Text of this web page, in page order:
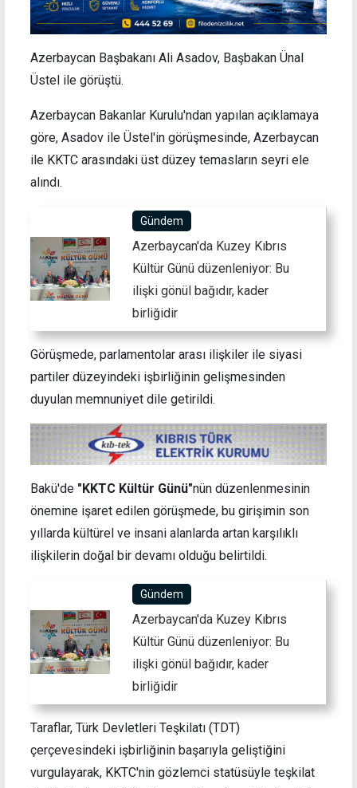
Azerbaycan Başbakanı Ali Asadov, Başbakan Ünal
Üstel ile görüştü.
Azerbaycan Bakanlar Kurulu'ndan yapılan açıklamaya
göre, Asadov ile Üstel'in görüşmesinde, Azerbaycan
ile KKTC arasındaki üst düzey temasların seyri ele
alındı.
Gündem
Azerbaycan'da Kuzey Kıbrıs
Kültür Günü düzenleniyor: Bu
ilişki gönül bağıdır, kader
birliğidir
Görüşmede, parlamentolar arası ilişkiler ile siyasi
partiler düzeyindeki işbirliğinin gelişmesinden
duyulan memnuniyet dile getirildi.
Bakü'de "KKTC Kültür Günü"nün düzenlenmesinin
önemine işaret edilen görüşmede, bu girişimin son
yıllarda kültürel ve insani alanlarda artan karşılıklı
ilişkilerin doğal bir devamı olduğu belirtildi.
Gündem
Azerbaycan'da Kuzey Kıbrıs
Kültür Günü düzenleniyor: Bu
ilişki gönül bağıdır, kader
birliğidir
Taraflar, Türk Devletleri Teşkilatı (TDT)
çerçevesindeki işbirliğinin başarıyla geliştiğini
vurgulayarak, KKTC'nin gözlemci statüsüyle teşkilat